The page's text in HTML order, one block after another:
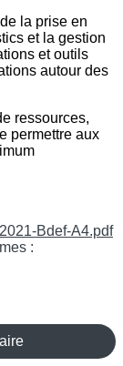
la prise en
et la gestion
et outils
autour des
ressources,
permettre aux
Bdef-A4.pdf
: